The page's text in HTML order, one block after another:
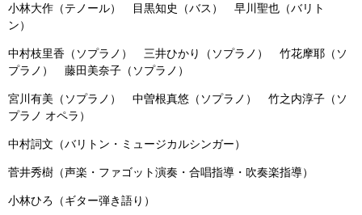
小林大作（テノール） 目黒知史（バス） 早川聖也（バリト
ン）
中村枝里香（ソプラノ） 三井ひかり（ソプラノ） 竹花摩耶（ソ
プラノ） 藤田美奈子（ソプラノ）
宮川有美（ソプラノ） 中曽根真悠（ソプラノ） 竹之内淳子（ソ
プラノ オペラ）
中村詞文（バリトン・ミュージカルシンガー）
菅井秀樹（声楽・ファゴット演奏・合唱指導・吹奏楽指導）
小林ひろ（ギター弾き語り）